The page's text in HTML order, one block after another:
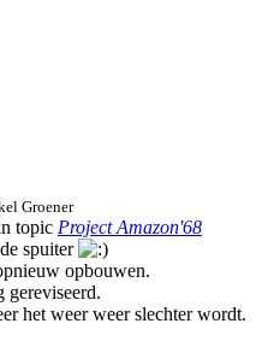
Groener
topic Project Amazon'68
spuiter
opbouwen.
het weer weer slechter wordt.